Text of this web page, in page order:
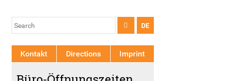
DE
Search
form
Search
Kontakt Directions Imprint